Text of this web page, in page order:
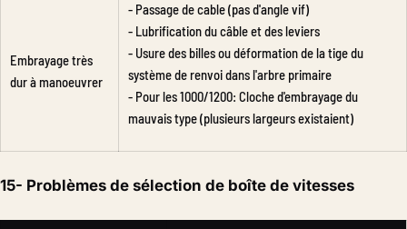
Embrayage très
dur à manoeuvrer
- Passage de cable (pas d'angle vif)
- Lubrification du câble et des leviers
- Usure des billes ou déformation de la tige du
système de renvoi dans l'arbre primaire
- Pour les 1000/1200: Cloche d'embrayage du
mauvais type (plusieurs largeurs existaient)
15- Problèmes de sélection de boîte de vitesses